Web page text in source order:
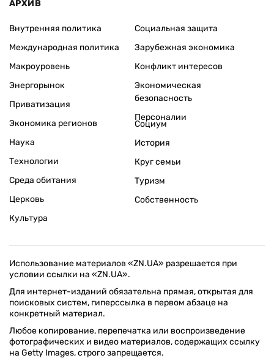
АРХИВ
Внутренняя политика
Международная политика
Макроуровень
Энергорынок
Приватизация
Экономика регионов
Социальная защита
Зарубежная экономика
Конфликт интересов
Экономическая
безопасность
Персоналии
Наука
Технологии
Среда обитания
Церковь
Культура
Социум
История
Круг семьи
Туризм
Собственность
Использование материалов «ZN.UA» разрешается при
условии ссылки на «ZN.UA».
Для интернет-изданий обязательна прямая, открытая для
поисковых систем, гиперссылка в первом абзаце на
конкретный материал.
Любое копирование, перепечатка или воспроизведение
фотографических и видео материалов, содержащих ссылку
на Getty Images, строго запрещается.